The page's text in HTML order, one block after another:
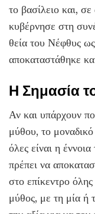
το βασίλειο και,
κυβέρνησε στη
θεία του Νέφθυς
αποκαταστάθηκε
Η Σημασία
Αν και υπάρχουν
μύθου, το
όλες είναι η
πρέπει να
στο επίκεντρο
μύθος, με τη μία ή